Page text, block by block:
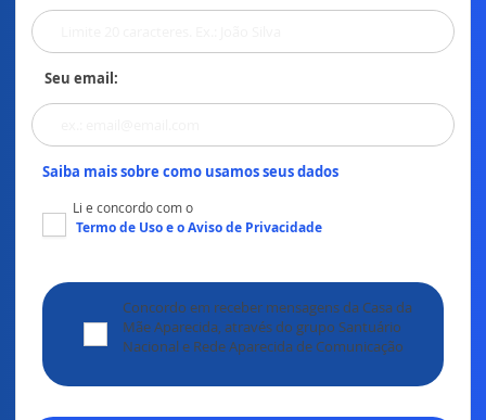
Seu email:
Saiba mais sobre como usamos seus dados
Li e concordo com o
Termo de Usoe oAviso de Privacidade
Concordo em receber mensagens da Casa da
Mãe Aparecida, através do grupo Santuário
Nacional e Rede Aparecida de Comunicação